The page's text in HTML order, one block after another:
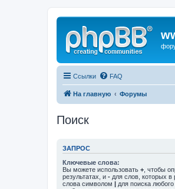
Ссылки FAQ
На главную Форумы
Поиск
ЗАПРОС
Ключевые слова:
Вы можете использовать + , чтобы
результатах, и - для слов, которых в
слова символом | для поиска